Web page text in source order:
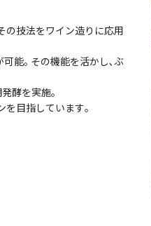
の技法をワイン造りに応用
能｡ その機能を活かし､ぶ
酵を実施｡
を目指しています｡